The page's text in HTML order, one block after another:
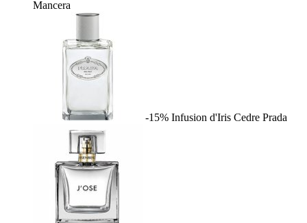
Mancera
-15% Infusion d'Iris Cedre Prada